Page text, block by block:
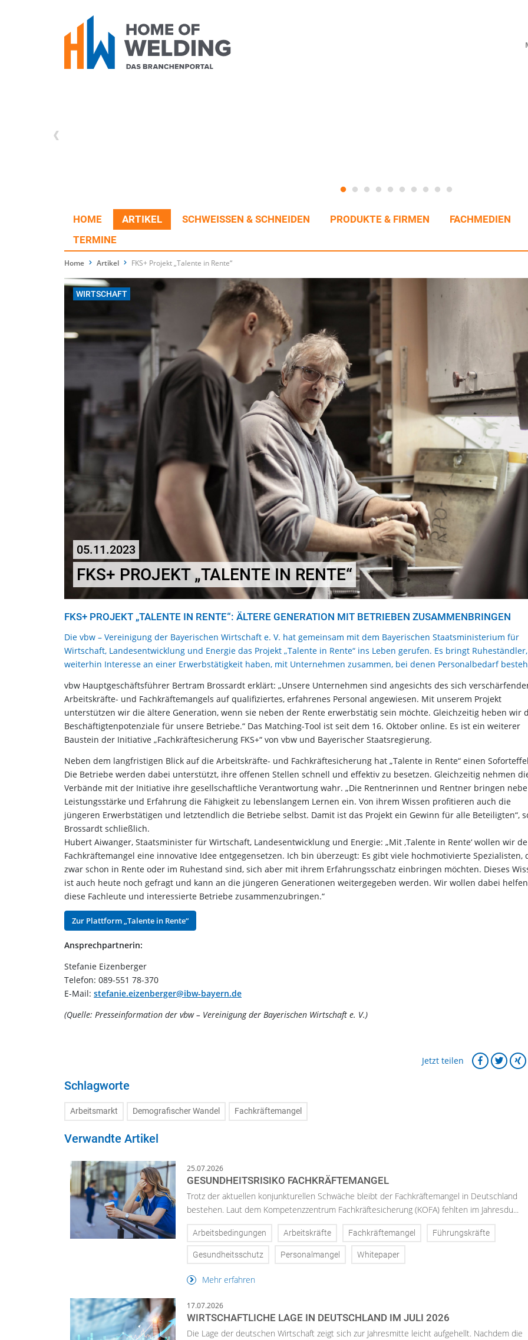
HOME ARTIKEL SCHWEISSEN & SCHNEIDEN PRODUKTE & FIRMEN
FACHMEDIEN
TERMINE
Home Artikel FKS+ Projekt „Talente in Rente“
WIRTSCHAFT
05.11.2023
FKS+ PROJEKT „TALENTE IN RENTE“
FKS+ PROJEKT „TALENTE IN RENTE“: ÄLTERE GENERATION MIT BETRIEBEN ZUSAMMENBRINGEN
Die vbw – Vereinigung der Bayerischen Wirtschaft e. V. hat gemeinsam mit dem Bayerischen Staatsministerium für
Wirtschaft, Landesentwicklung und Energie das Projekt „Talente in Rente“ ins Leben gerufen. Es bringt
weiterhin Interesse an einer Erwerbstätigkeit haben, mit Unternehmen zusammen, bei denen Personalbedarf
vbw Hauptgeschäftsführer Bertram Brossardt erklärt: „Unsere Unternehmen sind angesichts des sich
Arbeitskräfte- und Fachkräftemangels auf qualifiziertes, erfahrenes Personal angewiesen. Mit unserem Projekt
unterstützen wir die ältere Generation, wenn sie neben der Rente erwerbstätig sein möchte. Gleichzeitig heben wir
Beschäftigtenpotenziale für unsere Betriebe.“ Das Matching-Tool ist seit dem 16. Oktober online. Es ist ein weiterer
Baustein der Initiative „Fachkräftesicherung FKS+“ von vbw und Bayerischer Staatsregierung.
Neben dem langfristigen Blick auf die Arbeitskräfte- und Fachkräftesicherung hat „Talente in Rente“ einen
Die Betriebe werden dabei unterstützt, ihre offenen Stellen schnell und effektiv zu besetzen. Gleichzeitig nehmen
Verbände mit der Initiative ihre gesellschaftliche Verantwortung wahr. „Die Rentnerinnen und Rentner bringen
Leistungsstärke und Erfahrung die Fähigkeit zu lebenslangem Lernen ein. Von ihrem Wissen profitieren auch die
jüngeren Erwerbstätigen und letztendlich die Betriebe selbst. Damit ist das Projekt ein Gewinn für alle Beteiligten“,
Brossardt schließlich.
Hubert Aiwanger, Staatsminister für Wirtschaft, Landesentwicklung und Energie: „Mit ‚Talente in Rente‘ wollen wir
Fachkräftemangel eine innovative Idee entgegensetzen. Ich bin überzeugt: Es gibt viele hochmotivierte Spezialisten,
zwar schon in Rente oder im Ruhestand sind, sich aber mit ihrem Erfahrungsschatz einbringen möchten. Dieses
ist auch heute noch gefragt und kann an die jüngeren Generationen weitergegeben werden. Wir wollen dabei
diese Fachleute und interessierte Betriebe zusammenzubringen.“
Zur Plattform „Talente in Rente“
Ansprechpartnerin:
Stefanie Eizenberger
Telefon: 089-551 78-370
E-Mail: stefanie.eizenberger@ibw-bayern.de
(Quelle: Presseinformation der vbw – Vereinigung der Bayerischen Wirtschaft e. V.)
Jetzt teilen
Schlagworte
Arbeitsmarkt Demografischer Wandel Fachkräftemangel
Verwandte Artikel
25.07.2026
GESUNDHEITSRISIKO FACHKRÄFTEMANGEL
Trotz der aktuellen konjunkturellen Schwäche bleibt der Fachkräftemangel in Deutschland
bestehen. Laut dem Kompetenzzentrum Fachkräftesicherung (KOFA) fehlten im Jahresdu...
Arbeitsbedingungen Arbeitskräfte Fachkräftemangel Führungskräfte
Gesundheitsschutz Personalmangel Whitepaper
Mehr erfahren
17.07.2026
WIRTSCHAFTLICHE LAGE IN DEUTSCHLAND IM JULI 2026
Die Lage der deutschen Wirtschaft zeigt sich zur Jahresmitte leicht aufgehellt. Nachdem die